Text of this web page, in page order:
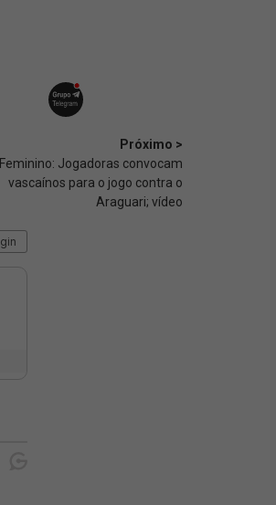
Próximo >
Feminino: Jogadoras convocam
vascaínos para o jogo contra o
Araguari; vídeo